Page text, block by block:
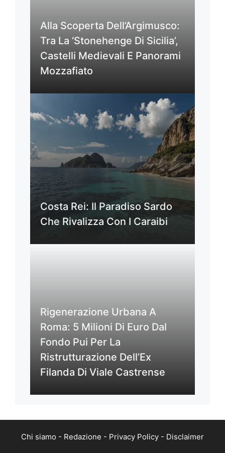
Alla Scoperta Dell’Argimusco:
Tra La ‘Stonehenge Di Sicilia’,
Castelli Medievali E Panorami
Mozzafiato
Costa Rei: Il Paradiso Sardo
Che Rivalizza Con I Caraibi
Rigenerazione Urbana A
Roma: 5 Milioni Di Euro Dal
Fondo Pui Per La
Ristrutturazione Dell’Ex
Filanda Di Viale Castrense
Chi siamo - Redazione - Privacy Policy - Disclaimer